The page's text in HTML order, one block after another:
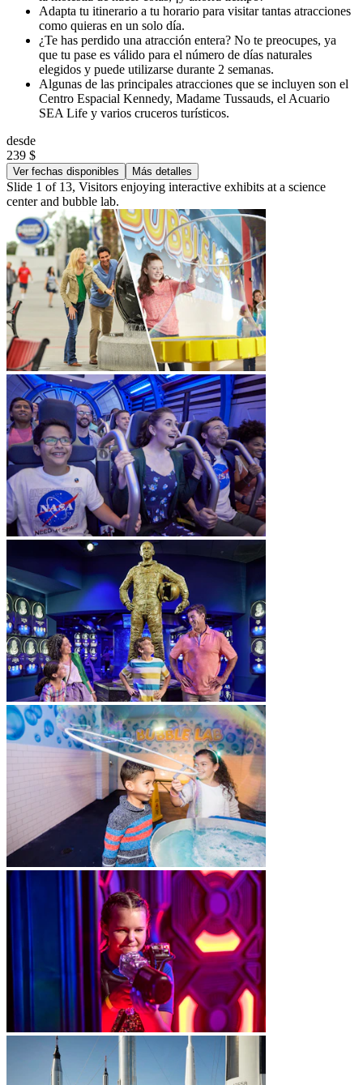
Adapta tu itinerario a tu horario para visitar tantas atracciones
como quieras en un solo día.
¿Te has perdido una atracción entera? No te preocupes, ya
que tu pase es válido para el número de días naturales
elegidos y puede utilizarse durante 2 semanas.
Algunas de las principales atracciones que se incluyen son el
Centro Espacial Kennedy, Madame Tussauds, el Acuario
SEA Life y varios cruceros turísticos.
desde
239 $
Ver fechas disponibles Más detalles
Slide 1 of 13, Visitors enjoying interactive exhibits at a science
center and bubble lab.